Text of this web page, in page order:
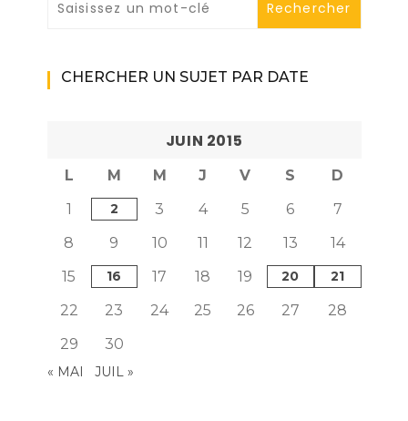
CHERCHER UN SUJET PAR DATE
JUIN 2015
L M M J V S
D
1
2 3 4 5 6
7
8
9 10 11 12 13
14
15
16 17 18 19 20 21
22 23 24 25 26 27
28
29
30
« MAI JUIL »